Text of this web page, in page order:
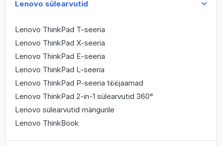
Lenovo sülearvutid
Lenovo ThinkPad T-seeria
Lenovo ThinkPad X-seeria
Lenovo ThinkPad E-seeria
Lenovo ThinkPad L-seeria
Lenovo ThinkPad P-seeria tööjaamad
Lenovo ThinkPad 2-in-1 sülearvutid 360°
Lenovo sülearvutid mängurile
Lenovo ThinkBook